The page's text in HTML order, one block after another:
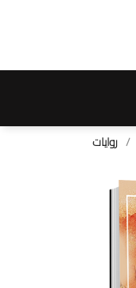
روايات